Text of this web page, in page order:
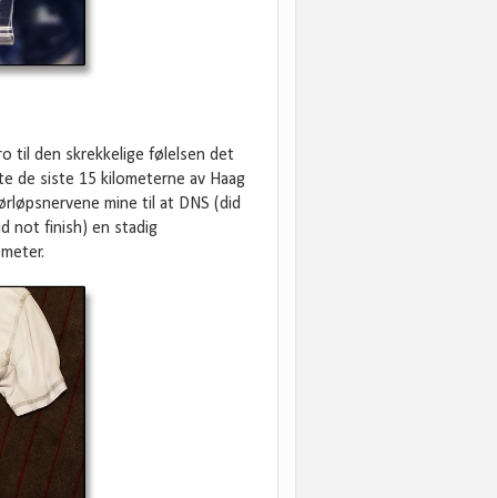
til den skrekkelige følelsen det
de siste 15 kilometerne av Haag
mine til at DNS (did
not finish) en stadig